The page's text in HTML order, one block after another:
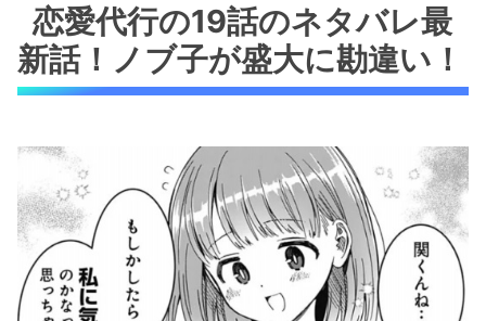
恋愛代行の19話のネタバレ最
新話！ノブ子が盛大に勘違い！